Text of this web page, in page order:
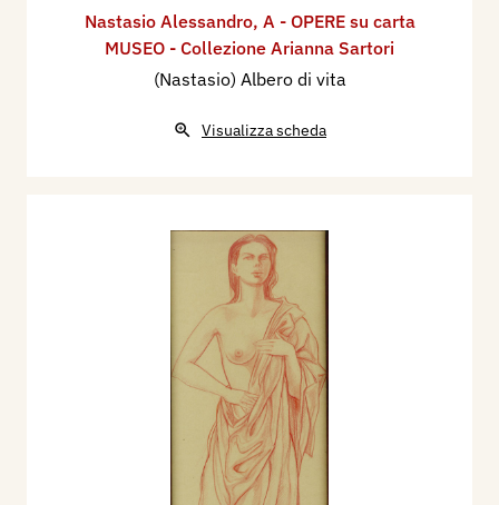
Nastasio Alessandro, A - OPERE su carta
MUSEO - Collezione Arianna Sartori
(Nastasio) Albero di vita
Visualizza scheda